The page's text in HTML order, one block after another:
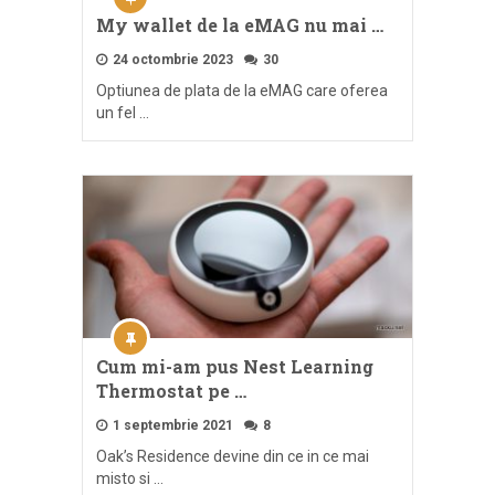
My wallet de la eMAG nu mai …
24 octombrie 2023 30
Optiunea de plata de la eMAG care oferea
un fel …
Cum mi-am pus Nest Learning
Thermostat pe …
1 septembrie 2021 8
Oak’s Residence devine din ce in ce mai
misto si …